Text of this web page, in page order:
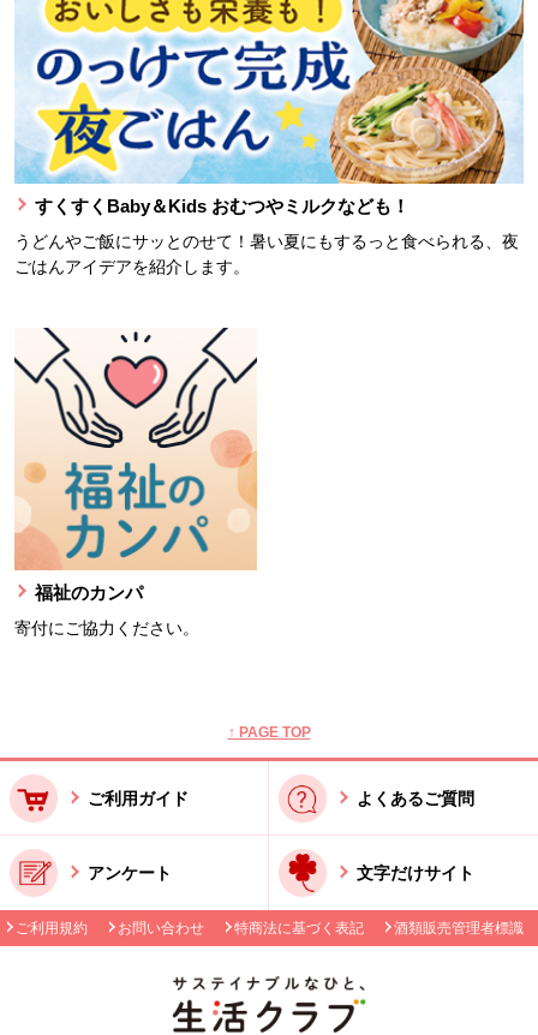
すくすくBaby＆Kids おむつやミルクなども！
うどんやご飯にサッとのせて！暑い夏にもするっと食べられる、夜
ごはんアイデアを紹介します。
福祉のカンパ
寄付にご協力ください。
↑ PAGE TOP
ご利用ガイド よくあるご質問
アンケート 文字だけサイト
ご利用規約 お問い合わせ 特商法に基づく表記 酒類販売管理者標識